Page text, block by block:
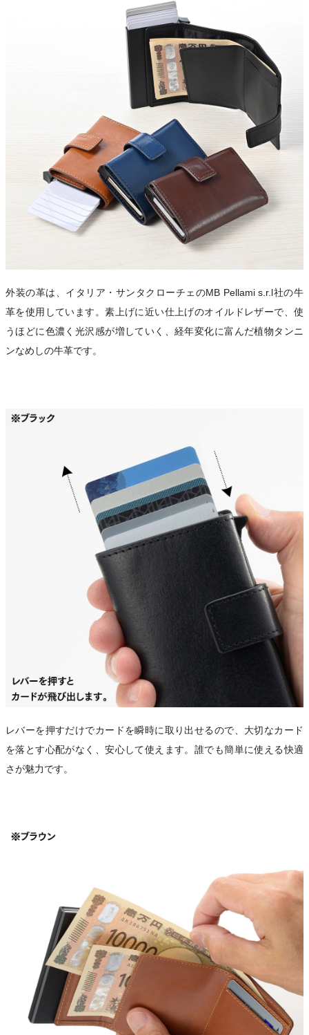
外装の革は、イタリア・サンタクローチェのMB Pellami s.r.l社の牛
革を使用しています。素上げに近い仕上げのオイルドレザーで、使
うほどに色濃く光沢感が増していく、経年変化に富んだ植物タンニ
ンなめしの牛革です。
レバーを押すだけでカードを瞬時に取り出せるので、大切なカード
を落とす心配がなく、安心して使えます。誰でも簡単に使える快適
さが魅力です。